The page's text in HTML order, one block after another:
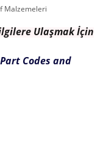
Malzemeleri
Ulaşmak İçin
Codes and